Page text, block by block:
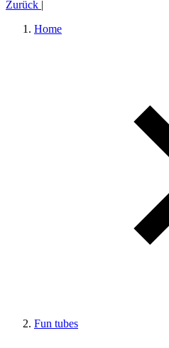
Zurück |
Home
Fun tubes